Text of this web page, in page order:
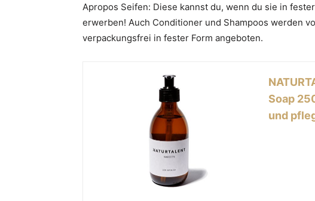
Apropos Seifen: Diese kannst du, wenn du sie in
erwerben! Auch Conditioner und Shampoos werden
verpackungsfrei in fester Form angeboten.
Soap
und